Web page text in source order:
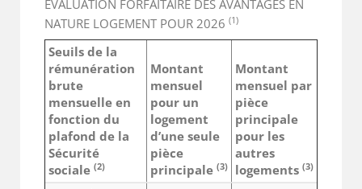
ÉVALUATION FORFAITAIRE DES AVANTAGES EN
NATURE LOGEMENT POUR 2026 (1)
Seuils de la
rémunération
brute
mensuelle en
fonction du
plafond de la
Sécurité
sociale (2)
Montant
mensuel
pour un
logement
d’une seule
pièce
principale (3)
Montant
mensuel par
pièce
principale
pour les
autres
logements (3)